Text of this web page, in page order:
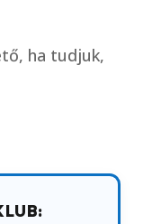
ha tudjuk,